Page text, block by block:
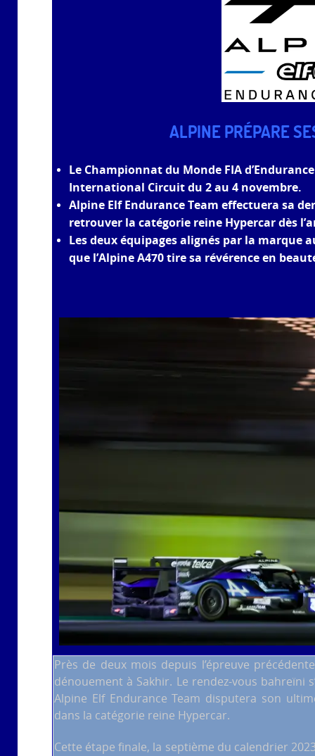
ALPINE PRÉPARE
Le Championnat du Monde FIA
International Circuit du 2 au 4 novembre.
Alpine Elf Endurance Team effectuera sa
retrouver la catégorie reine Hypercar dès
Les deux équipages alignés par la marque
que l’Alpine A470 tire sa révérence en
Près de deux mois depuis l’épreuve
dénouement à Sakhir. Le rendez-vous bahreïni
Alpine Elf Endurance Team disputera son
dans la catégorie reine Hypercar.
Cette étape finale, la septième du calendrier